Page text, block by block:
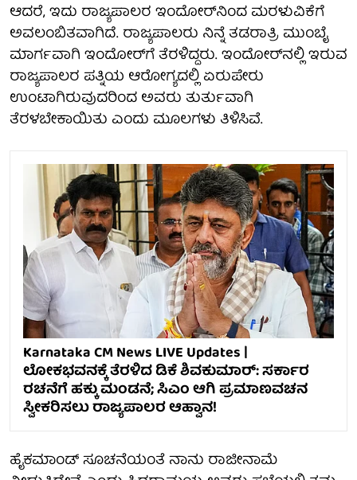
ಆದರೆ, ಇದು ರಾಜ್ಯಪಾಲರ ಇಂದೋರ್‌ನಿಂದ ಮರಳುವಿಕೆಗೆ
ಅವಲಂಬಿತವಾಗಿದೆ. ರಾಜ್ಯಪಾಲರು ನಿನ್ನೆ ತಡರಾತ್ರಿ ಮುಂಬೈ
ಮಾರ್ಗವಾಗಿ ಇಂದೋರ್‌ಗೆ ತೆರಳಿದ್ದರು. ಇಂದೋರ್‌ನಲ್ಲಿ ಇರುವ
ರಾಜ್ಯಪಾಲರ ಪತ್ನಿಯ ಆರೋಗ್ಯದಲ್ಲಿ ಏರುಪೇರು
ಉಂಟಾಗಿರುವುದರಿಂದ ಅವರು ತುರ್ತುವಾಗಿ
ತೆರಳಬೇಕಾಯಿತು ಎಂದು ಮೂಲಗಳು ತಿಳಿಸಿವೆ.
Karnataka CM News LIVE Updates |
ಲೋಕಭವನಕ್ಕೆ ತೆರಳಿದ ಡಿಕೆ ಶಿವಕುಮಾರ್: ಸರ್ಕಾರ
ರಚನೆಗೆ ಹಕ್ಕು ಮಂಡನೆ; ಸಿಎಂ ಆಗಿ ಪ್ರಮಾಣವಚನ
ಸ್ವೀಕರಿಸಲು ರಾಜ್ಯಪಾಲರ ಆಹ್ವಾನ!
ಹೈಕಮಾಂಡ್ ಸೂಚನೆಯಂತೆ ನಾನು ರಾಜೀನಾಮೆ